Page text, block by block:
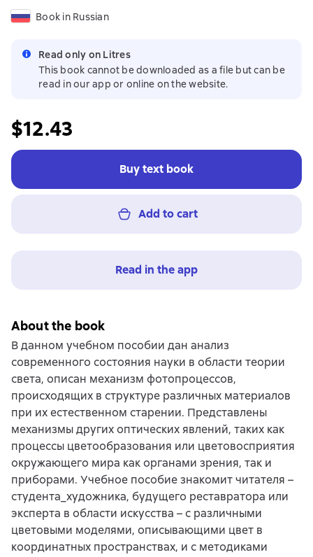
Book in Russian
Read only on Litres
This book cannot be downloaded as a file but can be
read in our app or online on the website.
$12.43
Buy text book
Add to cart
Read in the app
About the book
В данном учебном пособии дан анализ
современного состояния науки в области теории
света, описан механизм фотопроцессов,
происходящих в структуре различных материалов
при их естественном старении. Представлены
механизмы других оптических явлений, таких как
процессы цветообразования или цветовосприятия
окружающего мира как органами зрения, так и
приборами. Учебное пособие знакомит читателя –
студента_художника, будущего реставратора или
эксперта в области искусства – с различными
цветовыми моделями, описывающими цвет в
координатных пространствах, и с методиками